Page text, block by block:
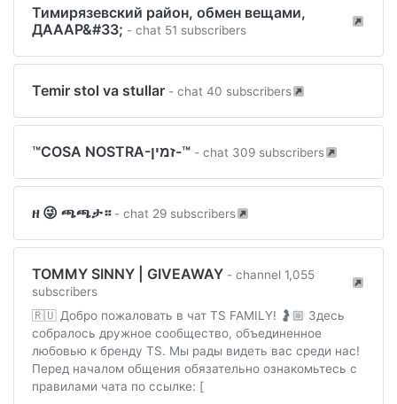
Тимирязевский район, обмен вещами,
ДАААР&#33; - chat 51 subscribers
Temir stol va stullar - chat 40 subscribers
™️COSA NOSTRA-זמין-™️ - chat 309 subscribers
ዘ 😜 ጫጫታ። - chat 29 subscribers
TOMMY SINNY | GIVEAWAY - channel 1,055
subscribers
🇷🇺 Добро пожаловать в чат TS FAMILY! 🤰🏼 Здесь
собралось дружное сообщество, объединенное
любовью к бренду TS. Мы рады видеть вас среди нас!
Перед началом общения обязательно ознакомьтесь с
правилами чата по ссылке: [